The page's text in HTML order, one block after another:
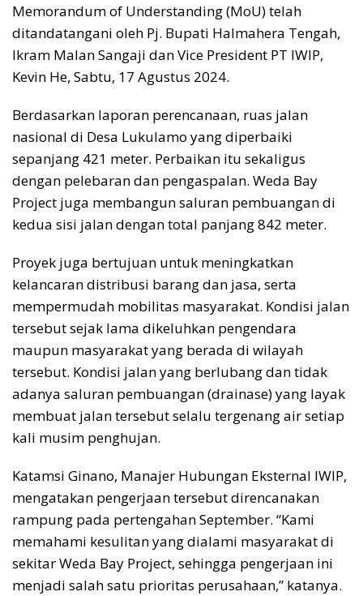
Memorandum of Understanding (MoU) telah
ditandatangani oleh Pj. Bupati Halmahera Tengah,
Ikram Malan Sangaji dan Vice President PT IWIP,
Kevin He, Sabtu, 17 Agustus 2024.
Berdasarkan laporan perencanaan, ruas jalan
nasional di Desa Lukulamo yang diperbaiki
sepanjang 421 meter. Perbaikan itu sekaligus
dengan pelebaran dan pengaspalan. Weda Bay
Project juga membangun saluran pembuangan di
kedua sisi jalan dengan total panjang 842 meter.
Proyek juga bertujuan untuk meningkatkan
kelancaran distribusi barang dan jasa, serta
mempermudah mobilitas masyarakat. Kondisi jalan
tersebut sejak lama dikeluhkan pengendara
maupun masyarakat yang berada di wilayah
tersebut. Kondisi jalan yang berlubang dan tidak
adanya saluran pembuangan (drainase) yang layak
membuat jalan tersebut selalu tergenang air setiap
kali musim penghujan.
Katamsi Ginano, Manajer Hubungan Eksternal IWIP,
mengatakan pengerjaan tersebut direncanakan
rampung pada pertengahan September. “Kami
memahami kesulitan yang dialami masyarakat di
sekitar Weda Bay Project, sehingga pengerjaan ini
menjadi salah satu prioritas perusahaan,” katanya.